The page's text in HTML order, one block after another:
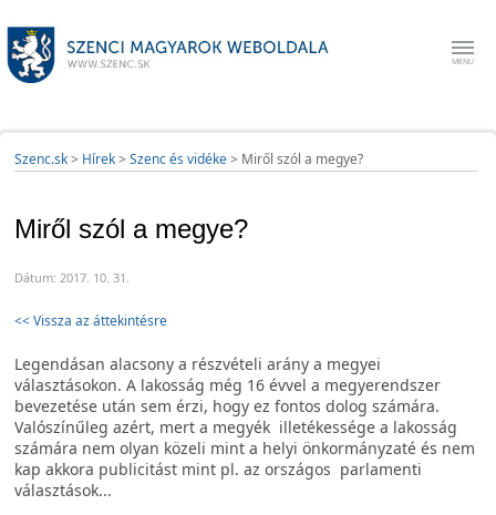
Szenc.sk> Hírek> Szenc és vidéke> Miről szól a megye?
Miről szól a megye?
Dátum: 2017. 10. 31.
<< Vissza az áttekintésre
Legendásan alacsony a részvételi arány a megyei
választásokon. A lakosság még 16 évvel a megyerendszer
bevezetése után sem érzi, hogy ez fontos dolog számára.
Valószínűleg azért, mert a megyék illetékessége a lakosság
számára nem olyan közeli mint a helyi önkormányzaté és nem
kap akkora publicitást mint pl. az országos parlamenti
választások...